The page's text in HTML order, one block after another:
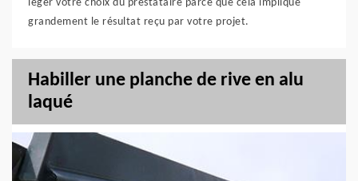
léger votre choix du prestataire parce que cela implique
grandement le résultat reçu par votre projet.
Habiller une planche de rive en alu
laqué